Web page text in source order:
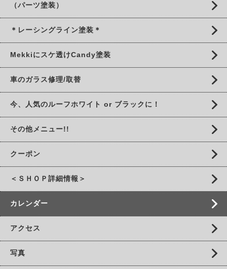
（パーツ塗装）
＊レーシングライン塗装＊
Mekkiにスケ透けCandy塗装
車のガラス修理/取替
今、人気のルーフホワイト or ブラックに！
その他メニュー!!
クーポン
＜ＳＨＯＰ詳細情報＞
カレンダー
アクセス
写真